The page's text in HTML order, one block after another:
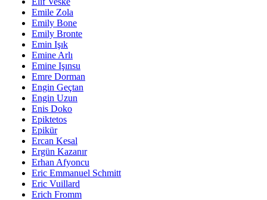
Emile Zola
Emily Bone
Emily Bronte
Emin Işık
Emine Arlı
Emine Işınsu
Emre Dorman
Engin Geçtan
Engin Uzun
Enis Doko
Epiktetos
Epikür
Ercan Kesal
Ergün Kazanır
Erhan Afyoncu
Eric Emmanuel Schmitt
Eric Vuillard
Erich Fromm